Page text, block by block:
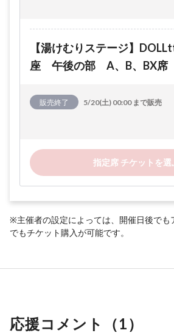
【湯けむりステージ】
座 午後の部 A、B、BX席
販売終了 5/20(土) 00:00 まで販売
指定席 チケットを選
※主催者の設定によっては、開催日後でも
でもチケット購入が可能です。
応援コメント（1）